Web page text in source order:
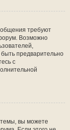
требуют
Возможно
предварительно
с
вы можете